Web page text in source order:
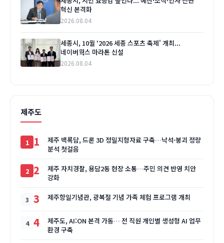
혁신 본격화
2026.08.04
세종시, 10월 '2026 세종 스포츠 축제' 개최...
네이버웍스 마라톤 신설
2026.08.04
제주도
1
제주 백록담, 드론 3D 정밀지형자료 구축…낙석·붕괴 정량
분석 첫걸음
2
제주 자치경찰, 용담2동 현장 소통…주민 의견 반영 치안
강화
3 제주항일기념관, 광복절 기념 가족 체험 프로그램 개최
4
제주도, AI:ON 본격 가동… 전 직원 개인별 생성형 AI 업무
환경 구축